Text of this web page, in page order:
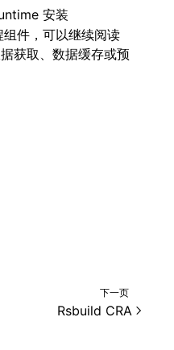
安装
件，可以继续阅读
获取、数据缓存或预
下一页
Rsbuild CRA